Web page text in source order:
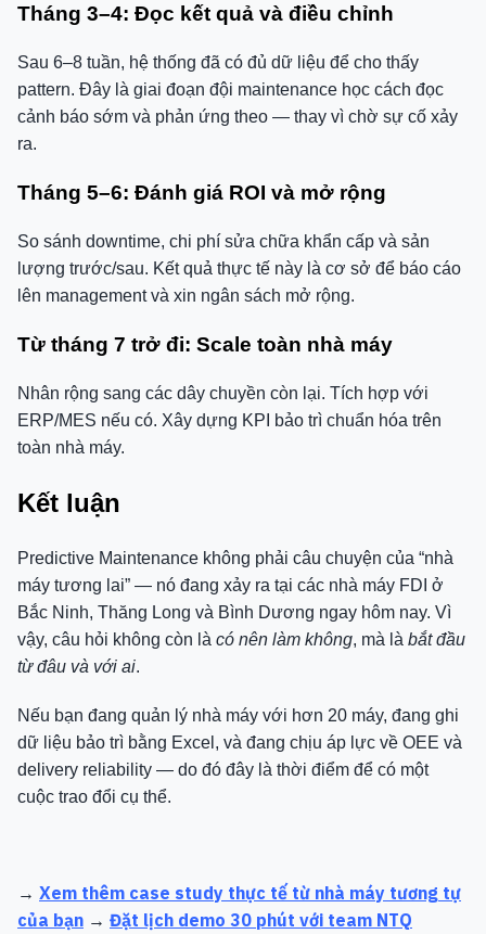
Tháng 3–4: Đọc kết quả và điều chỉnh
Sau 6–8 tuần, hệ thống đã có đủ dữ liệu để cho thấy
pattern. Đây là giai đoạn đội maintenance học cách đọc
cảnh báo sớm và phản ứng theo — thay vì chờ sự cố xảy
ra.
Tháng 5–6: Đánh giá ROI và mở rộng
So sánh downtime, chi phí sửa chữa khẩn cấp và sản
lượng trước/sau. Kết quả thực tế này là cơ sở để báo cáo
lên management và xin ngân sách mở rộng.
Từ tháng 7 trở đi: Scale toàn nhà máy
Nhân rộng sang các dây chuyền còn lại. Tích hợp với
ERP/MES nếu có. Xây dựng KPI bảo trì chuẩn hóa trên
toàn nhà máy.
Kết luận
Predictive Maintenance không phải câu chuyện của “nhà
máy tương lai” — nó đang xảy ra tại các nhà máy FDI ở
Bắc Ninh, Thăng Long và Bình Dương ngay hôm nay. Vì
vậy, câu hỏi không còn là có nên làm không, mà là bắt đầu
từ đâu và với ai.
Nếu bạn đang quản lý nhà máy với hơn 20 máy, đang ghi
dữ liệu bảo trì bằng Excel, và đang chịu áp lực về OEE và
delivery reliability — do đó đây là thời điểm để có một
cuộc trao đổi cụ thể.
→ Xem thêm case study thực tế từ nhà máy tương tự
của bạn → Đặt lịch demo 30 phút với team NTQ